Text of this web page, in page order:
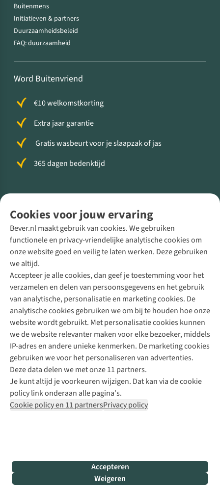
Cookies voor jouw ervaring
Bever.nl maakt gebruik van cookies. We gebruiken
functionele en privacy-vriendelijke analytische cookies om
onze website goed en veilig te laten werken. Deze gebruiken
we altijd.
Accepteer je alle cookies, dan geef je toestemming voor het
verzamelen en delen van persoonsgegevens en het gebruik
van analytische, personalisatie en marketing cookies. De
analytische cookies gebruiken we om bij te houden hoe onze
website wordt gebruikt. Met personalisatie cookies kunnen
we de website relevanter maken voor elke bezoeker, middels
IP-adres en andere unieke kenmerken. De marketing cookies
gebruiken we voor het personaliseren van advertenties.
Deze data delen we met onze 11 partners.
Je kunt altijd je voorkeuren wijzigen. Dat kan via de cookie
policy link onderaan alle pagina's.
Cookie policy en 11 partnersPrivacy policy
Accepteren
Weigeren
Buitenmens
Initiatieven & partners
Duurzaamheidsbeleid
FAQ: duurzaamheid
Word Buitenvriend
€10 welkomstkorting
Extra jaar garantie
Gratis wasbeurt voor je slaapzak of jas
365 dagen bedenktijd
Direct advies van een Buitenexpert
+31 (0)85 888 50 88
+31 6 12 28 49 80
Contactformulier
Bever
B.V.